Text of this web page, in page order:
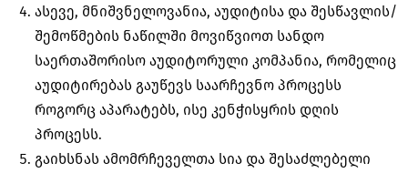
ასევე, მნიშვნელოვანია, აუდიტისა და შესწავლის/
შემოწმების ნაწილში მოვიწვიოთ სანდო
საერთაშორისო აუდიტორული კომპანია, რომელიც
აუდიტირებას გაუწევს საარჩევნო პროცესს
როგორც აპარატებს, ისე კენჭისყრის დღის
პროცესს.
გაიხსნას ამომრჩეველთა სია და შესაძლებელი